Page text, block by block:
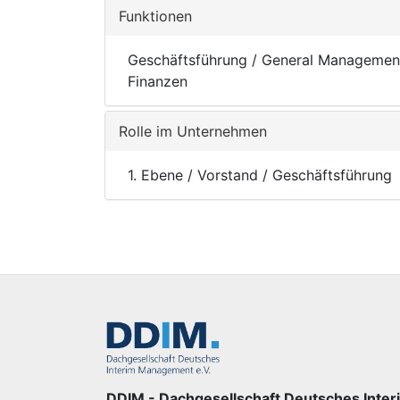
Funktionen
Geschäftsführung / General
Finanzen
Rolle im Unternehmen
1. Ebene / Vorstand / Geschäftsführung